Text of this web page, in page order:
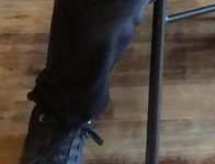
Sledujte nás